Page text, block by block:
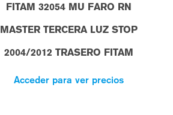
FITAM 32054 MU FARO RN
MASTER TERCERA LUZ STOP
2004/2012 TRASERO FITAM
Acceder para ver precios